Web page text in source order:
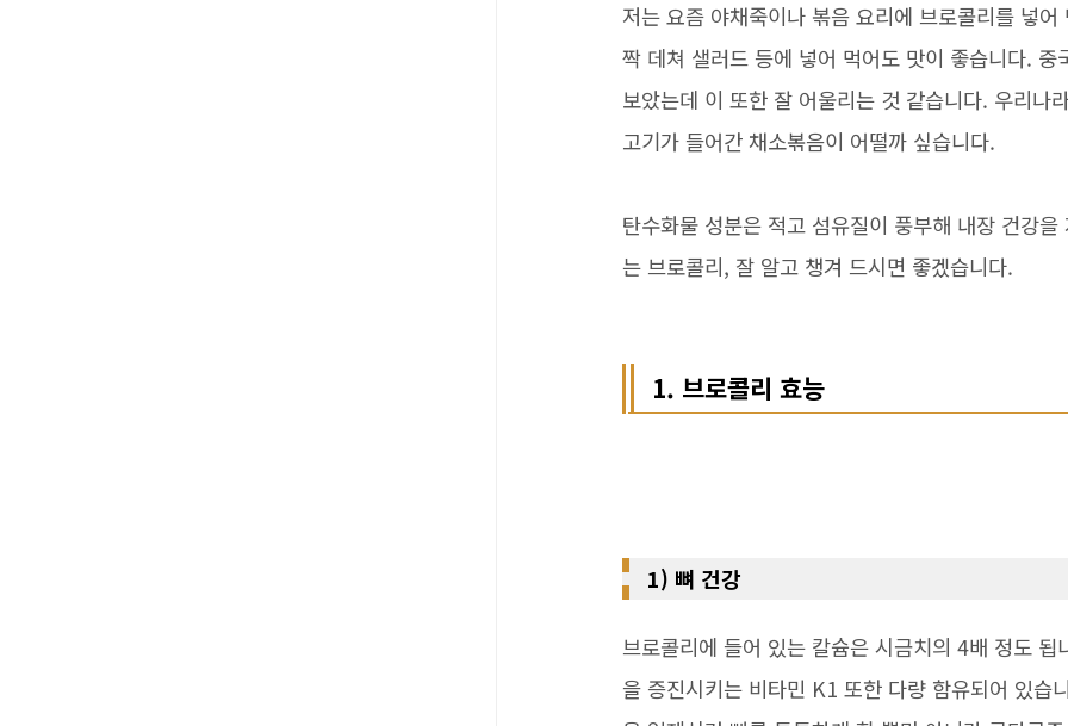
저는 요즘 야채죽이나 볶음 요리에 브로콜리를 넣
짝 데쳐 샐러드 등에 넣어 먹어도 맛이 좋습니다.
보았는데 이 또한 잘 어울리는 것 같습니다. 우리나
고기가 들어간 채소볶음이 어떨까 싶습니다.
탄수화물 성분은 적고 섬유질이 풍부해 내장 건강
는 브로콜리, 잘 알고 챙겨 드시면 좋겠습니다.
1. 브로콜리 효능
1) 뼈 건강
브로콜리에 들어 있는 칼슘은 시금치의 4배 정도
을 증진시키는 비타민 K1 또한 다량 함유되어 있습